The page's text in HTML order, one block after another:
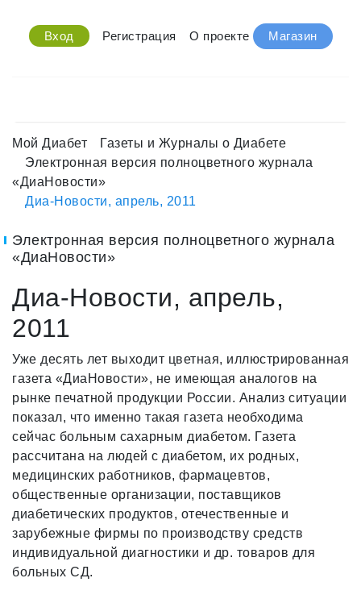
Вход Регистрация О проекте Магазин
Мой Диабет
Газеты и Журналы о Диабете
Электронная версия полноцветного журнала
«ДиаНовости»
Диа-Новости, апрель, 2011
Электронная версия полноцветного журнала
«ДиаНовости»
Диа-Новости, апрель,
2011
Уже десять лет выходит цветная, иллюстрированная
газета «ДиаНовости», не имеющая аналогов на
рынке печатной продукции России. Анализ ситуации
показал, что именно такая газета необходима
сейчас больным сахарным диабетом. Газета
рассчитана на людей с диабетом, их родных,
медицинских работников, фармацевтов,
общественные организации, поставщиков
диабетических продуктов, отечественные и
зарубежные фирмы по производству средств
индивидуальной диагностики и др. товаров для
больных СД.